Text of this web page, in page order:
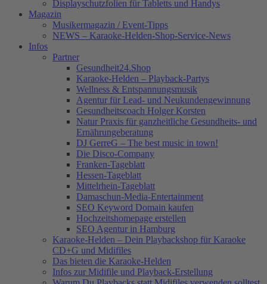
Displayschutzfolien für Tabletts und Handys
Magazin
Musikermagazin / Event-Tipps
NEWS – Karaoke-Helden-Shop-Service-News
Infos
Partner
Gesundheit24.Shop
Karaoke-Helden – Playback-Partys
Wellness & Entspannungsmusik
Agentur für Lead- und Neukundengewinnung
Gesundheitscoach Holger Korsten
Natur Praxis für ganzheitliche Gesundheits- und
Ernährungeberatung
DJ GerreG – The best music in town!
Die Disco-Company
Franken-Tageblatt
Hessen-Tageblatt
Mittelrhein-Tageblatt
Damaschun-Media-Entertainment
SEO Keyword Domain kaufen
Hochzeitshomepage erstellen
SEO Agentur in Hamburg
Karaoke-Helden – Dein Playbackshop für Karaoke
CD+G und Midifiles
Das bieten die Karaoke-Helden
Infos zur Midifile und Playback-Erstellung